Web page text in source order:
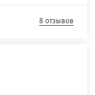
8 отзывов